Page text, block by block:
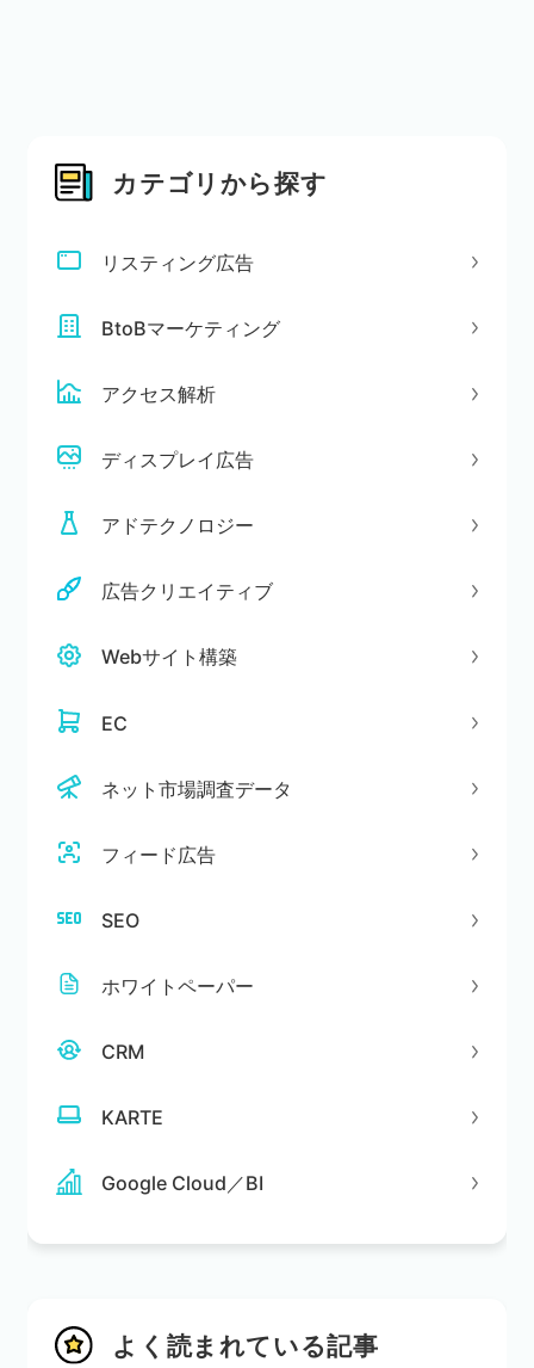
カテゴリから探す
リスティング広告
BtoBマーケティング
アクセス解析
ディスプレイ広告
アドテクノロジー
広告クリエイティブ
Webサイト構築
EC
ネット市場調査データ
フィード広告
SEO
ホワイトペーパー
CRM
KARTE
Google Cloud／BI
よく読まれている記事